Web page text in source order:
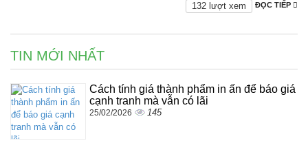
ĐỌC TIẾP
132 lượt xem
TIN MỚI NHẤT
Cách tính giá thành phẩm in ấn để báo giá
cạnh tranh mà vẫn có lãi
25/02/2026 145